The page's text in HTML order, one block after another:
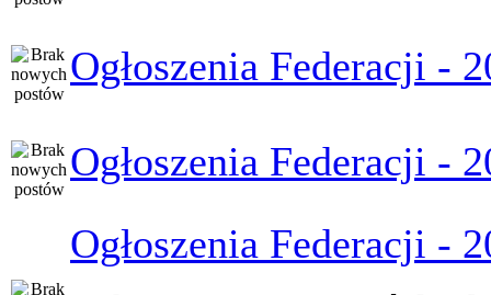
Ogłoszenia Federacji -
Ogłoszenia Federacji -
Ogłoszenia Federacji -